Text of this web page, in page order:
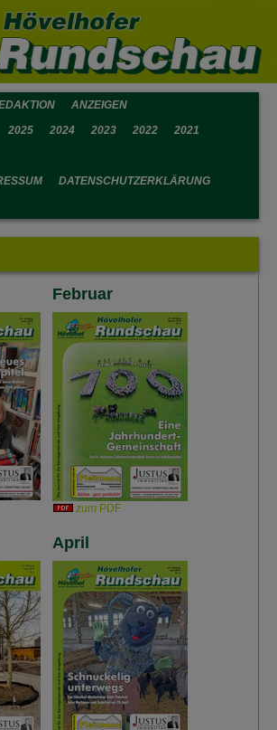
ANZEIGEN
2025 2024 2023 2022
2021
DATENSCHUTZERKLÄRUNG
Februar
zum PDF
April